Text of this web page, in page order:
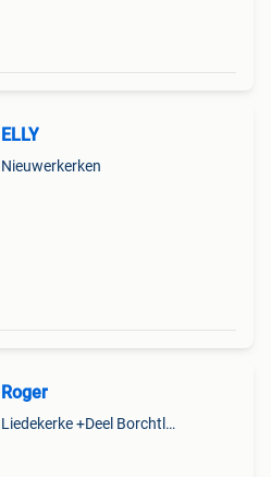
ELLY
Nieuwerkerken
Roger
Liedekerke +Deel Borchtlombeek